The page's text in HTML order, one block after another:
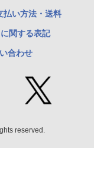
払い方法・送料
関する表記
合わせ
reserved.